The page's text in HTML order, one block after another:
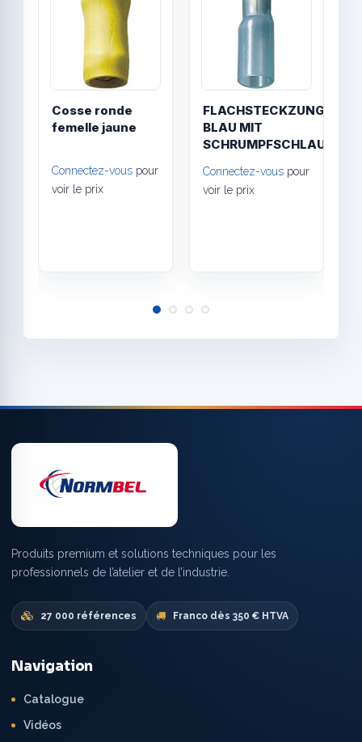
Cosse ronde
femelle jaune
Connectez-vous pour
voir le prix
FLACHSTECKZUNGE
BLAU MIT
SCHRUMPFSCHLAUC4
Connectez-vous pour
voir le prix
Produits premium et solutions techniques pour les
professionnels de l’atelier et de l’industrie.
27 000 références Franco dès 350 € HTVA
Navigation
Catalogue
Vidéos